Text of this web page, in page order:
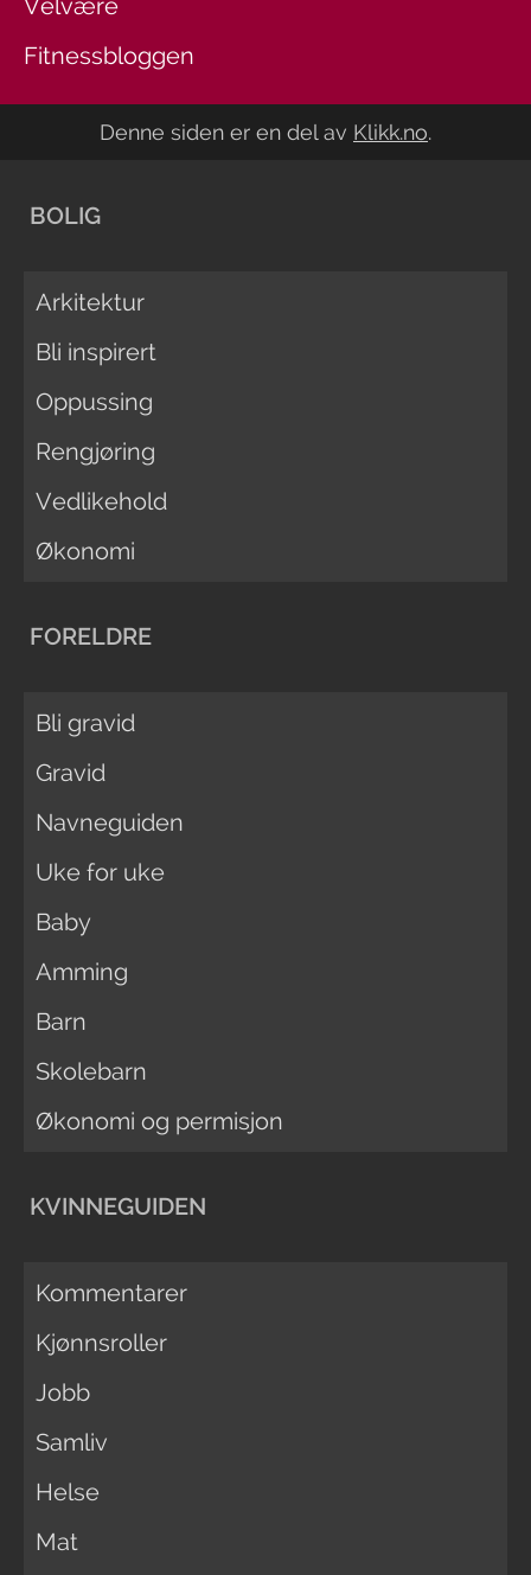
Velvære
Fitnessbloggen
Denne siden er en del av Klikk.no.
BOLIG
Arkitektur
Bli inspirert
Oppussing
Rengjøring
Vedlikehold
Økonomi
FORELDRE
Bli gravid
Gravid
Navneguiden
Uke for uke
Baby
Amming
Barn
Skolebarn
Økonomi og permisjon
KVINNEGUIDEN
Kommentarer
Kjønnsroller
Jobb
Samliv
Helse
Mat